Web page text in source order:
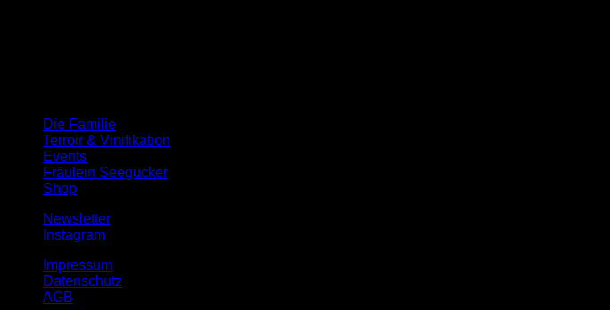
Die Familie
Terroir & Vinifikation
Events
Fräulein Seegucker
Shop
Newsletter
Instagram
Impressum
Datenschutz
AGB